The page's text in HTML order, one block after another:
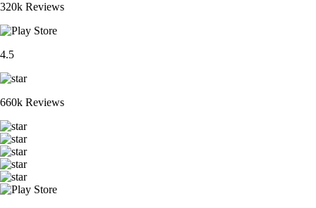
320k Reviews
4.5
660k Reviews